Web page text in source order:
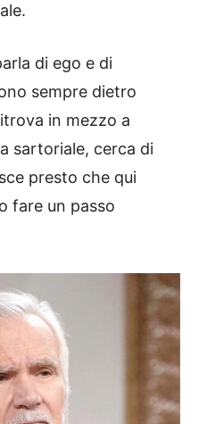
di ego e di
sempre dietro
in mezzo a
sartoriale, cerca di
presto che qui
fare un passo